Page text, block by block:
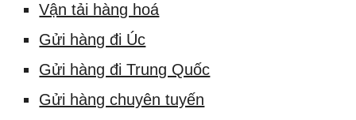
Vận tải hàng hoá
Gửi hàng đi Úc
Gửi hàng đi Trung Quốc
Gửi hàng chuyên tuyến